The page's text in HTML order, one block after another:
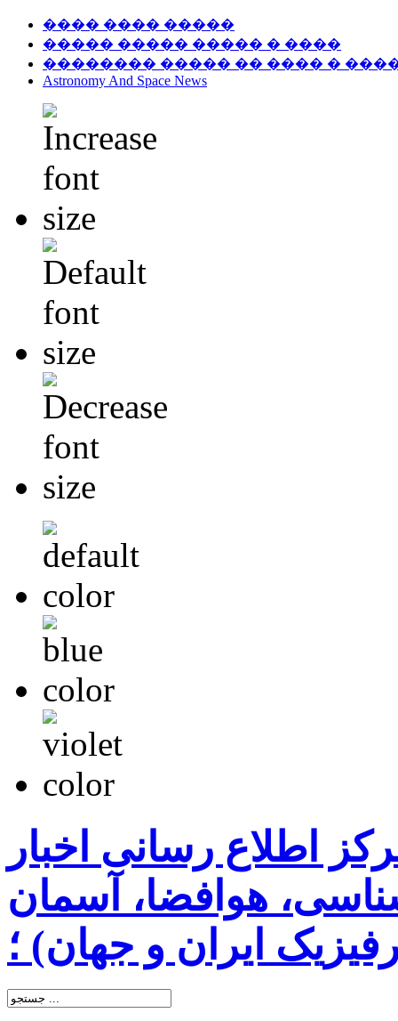
���� ���� �����
����� ����� ����� � ����
�������� ����� �� ���� �
Astronomy And Space News
اطلاع رسانی اخبار
هوافضا، آسمان
ایران و جهان) ؛